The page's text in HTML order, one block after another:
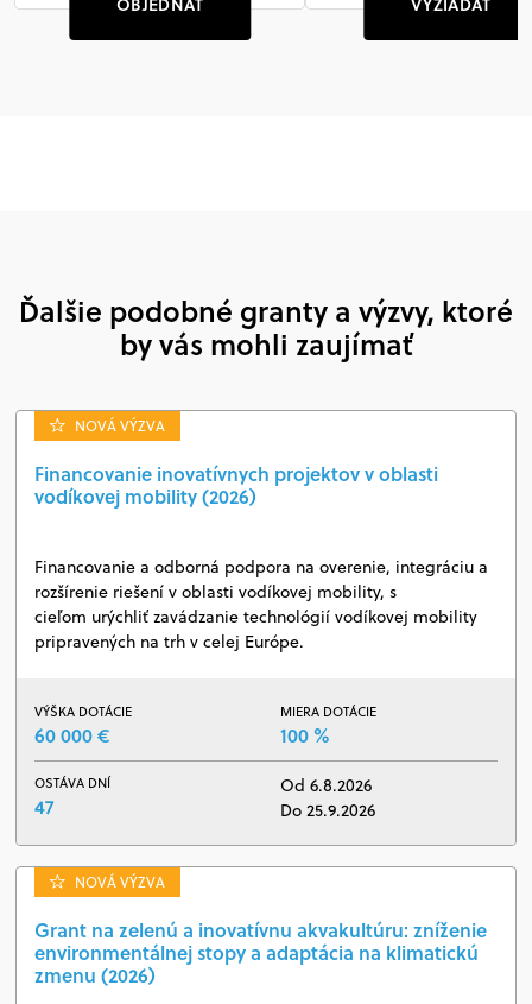
Ďalšie podobné granty a výzvy, ktoré
by vás mohli zaujímať
NOVÁ VÝZVA
Financovanie inovatívnych projektov v oblasti
vodíkovej mobility (2026)
Financovanie a odborná podpora na overenie, integráciu a
rozšírenie riešení v oblasti vodíkovej mobility, s
cieľom urýchliť zavádzanie technológií vodíkovej mobility
pripravených na trh v celej Európe.
VÝŠKA DOTÁCIE
60 000 €
MIERA DOTÁCIE
100 %
OSTÁVA DNÍ
47
Od 6.8.2026
Do 25.9.2026
NOVÁ VÝZVA
Grant na zelenú a inovatívnu akvakultúru: zníženie
environmentálnej stopy a adaptácia na klimatickú
zmenu (2026)